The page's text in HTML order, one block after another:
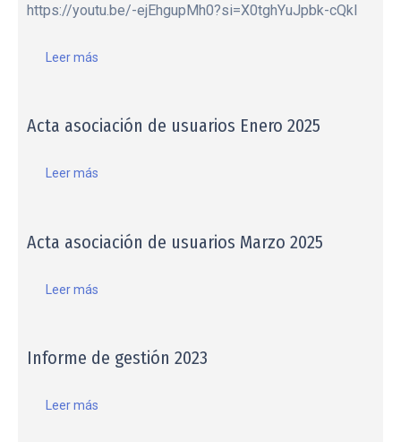
https://youtu.be/-ejEhgupMh0?si=X0tghYuJpbk-cQkI
Leer más
Acta asociación de usuarios Enero 2025
Leer más
Acta asociación de usuarios Marzo 2025
Leer más
Informe de gestión 2023
Leer más